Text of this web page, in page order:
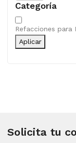
Categoría
Categoría
Refacciones para
Aplicar
Solicita tu